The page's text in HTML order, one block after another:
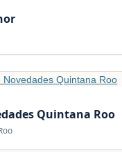
Quintana Roo